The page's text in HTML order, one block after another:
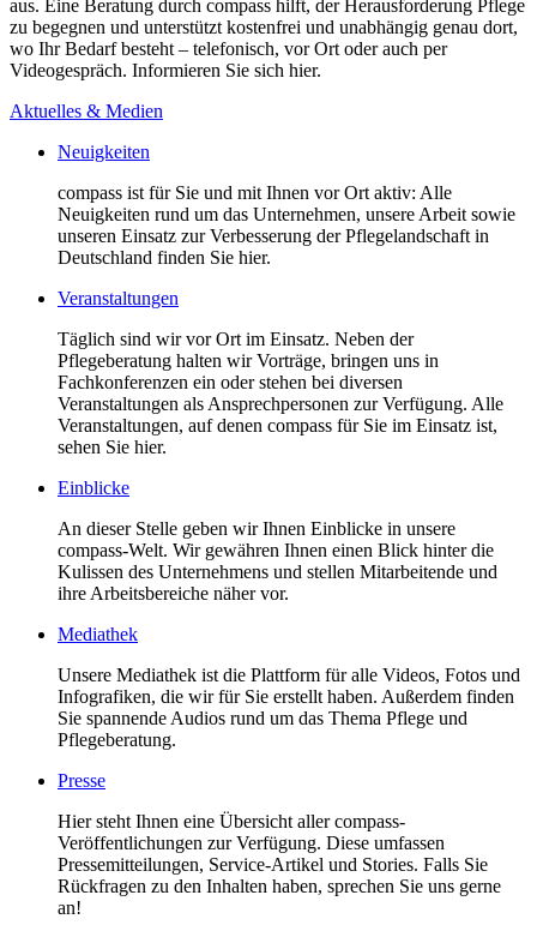
aus. Eine Beratung durch compass hilft, der Herausforderung Pflege
zu begegnen und unterstützt kostenfrei und unabhängig genau dort,
wo Ihr Bedarf besteht – telefonisch, vor Ort oder auch per
Videogespräch. Informieren Sie sich hier.
Aktuelles & Medien
Neuigkeiten
compass ist für Sie und mit Ihnen vor Ort aktiv: Alle
Neuigkeiten rund um das Unternehmen, unsere Arbeit sowie
unseren Einsatz zur Verbesserung der Pflegelandschaft in
Deutschland finden Sie hier.
Veranstaltungen
Täglich sind wir vor Ort im Einsatz. Neben der
Pflegeberatung halten wir Vorträge, bringen uns in
Fachkonferenzen ein oder stehen bei diversen
Veranstaltungen als Ansprechpersonen zur Verfügung. Alle
Veranstaltungen, auf denen compass für Sie im Einsatz ist,
sehen Sie hier.
Einblicke
An dieser Stelle geben wir Ihnen Einblicke in unsere
compass-Welt. Wir gewähren Ihnen einen Blick hinter die
Kulissen des Unternehmens und stellen Mitarbeitende und
ihre Arbeitsbereiche näher vor.
Mediathek
Unsere Mediathek ist die Plattform für alle Videos, Fotos und
Infografiken, die wir für Sie erstellt haben. Außerdem finden
Sie spannende Audios rund um das Thema Pflege und
Pflegeberatung.
Presse
Hier steht Ihnen eine Übersicht aller compass-
Veröffentlichungen zur Verfügung. Diese umfassen
Pressemitteilungen, Service-Artikel und Stories. Falls Sie
Rückfragen zu den Inhalten haben, sprechen Sie uns gerne
an!